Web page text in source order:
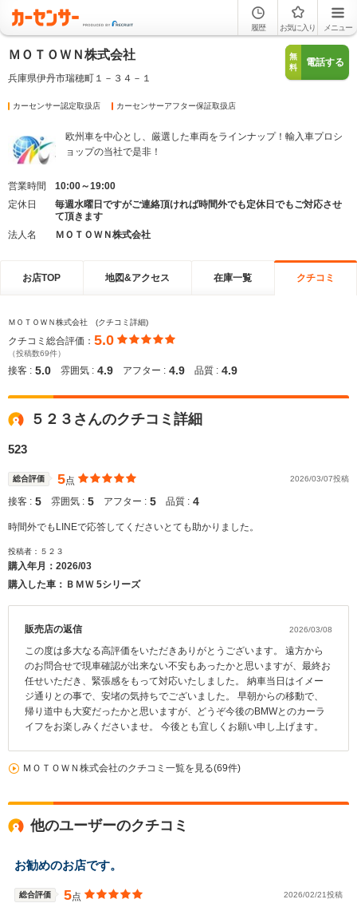
履歴 お気に入り メニュー
ＭＯＴＯＷＮ株式会社
兵庫県伊丹市瑞穂町１－３４－１
無
料
電話する
カーセンサー認定取扱店 カーセンサーアフター保証取扱店
欧州車を中心とし、厳選した車両をラインナップ！輸入車プロシ
ョップの当社で是非！
営業時間
10:00～19:00
定休日
毎週水曜日ですがご連絡頂ければ時間外でも定休日でもご対応させ
て頂きます
法人名
ＭＯＴＯＷＮ株式会社
お店TOP 地図&アクセス 在庫一覧 クチコミ
ＭＯＴＯＷＮ株式会社 (クチコミ詳細)
クチコミ総合評価： 5.0
（投稿数69件）
接客 : 5.0 雰囲気 : 4.9 アフター : 4.9 品質 : 4.9
５２３さんのクチコミ詳細
523
総合評価 5点 2026/03/07投稿
接客 : 5 雰囲気 : 5 アフター : 5 品質 : 4
時間外でもLINEで応答してくださいとても助かりました。
投稿者：５２３
購入年月： 2026/03
購入した車：ＢＭＷ 5シリーズ
販売店の返信 2026/03/08
この度は多大なる高評価をいただきありがとうございます。 遠方から
のお問合せで現車確認が出来ない不安もあったかと思いますが、最終お
任せいただき、緊張感をもって対応いたしました。 納車当日はイメー
ジ通りとの事で、安堵の気持ちでございました。 早朝からの移動で、
帰り道中も大変だったかと思いますが、どうぞ今後のBMWとのカーラ
イフをお楽しみくださいませ。 今後とも宜しくお願い申し上げます。
ＭＯＴＯＷＮ株式会社のクチコミ一覧を見る(69件)
他のユーザーのクチコミ
お勧めのお店です。
総合評価 5点 2026/02/21投稿